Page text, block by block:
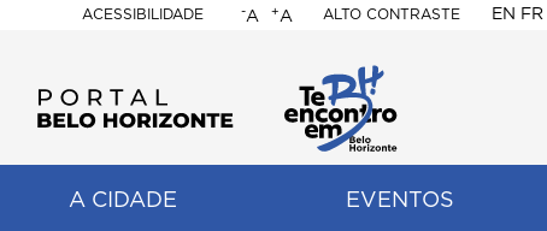
ACESSIBILIDADE
BELO
HORIZONTE
-A +A ALTO CONTRASTE EN FR
A CIDADE EVENTOS